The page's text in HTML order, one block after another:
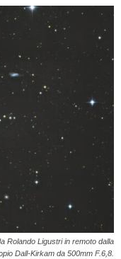
Rolando Ligustri in remoto dalla
Dall-Kirkam da 500mm F.6,8.